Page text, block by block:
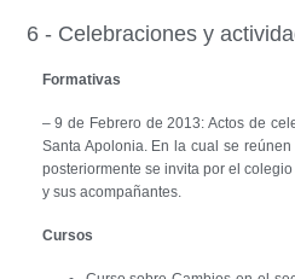
6 - Celebraciones y
Formativas
– 9 de Febrero de 2013: Actos de
Santa Apolonia. En la cual se
posteriormente se invita por el
y sus acompañantes.
Cursos